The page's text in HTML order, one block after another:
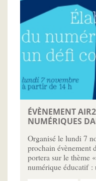
ÉVÈNEMENT
NUMÉRIQUES
Organisé le lundi 7
prochain évènement
portera sur le thème
numérique éducatif